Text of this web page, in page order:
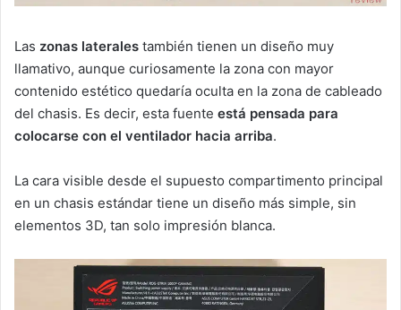
Las zonas laterales también tienen un diseño muy
llamativo, aunque curiosamente la zona con mayor
contenido estético quedaría oculta en la zona de cableado
del chasis. Es decir, esta fuente está pensada para
colocarse con el ventilador hacia arriba.
La cara visible desde el supuesto compartimento principal
en un chasis estándar tiene un diseño más simple, sin
elementos 3D, tan solo impresión blanca.